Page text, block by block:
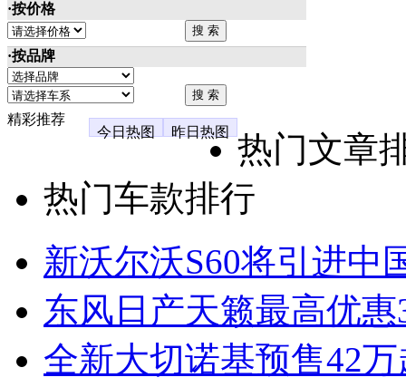
·按价格
·按品牌
精彩推荐
今日热图
昨日热图
热门文章
热门车款排行
新沃尔沃S60将引进中
东风日产天籁最高优
全新大切诺基预售42